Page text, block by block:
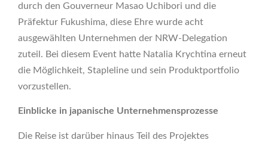
durch den Gouverneur Masao Uchibori und die
Präfektur Fukushima, diese Ehre wurde acht
ausgewählten Unternehmen der NRW-Delegation
zuteil. Bei diesem Event hatte Natalia Krychtina erneut
die Möglichkeit, Stapleline und sein Produktportfolio
vorzustellen.
Einblicke in japanische Unternehmensprozesse
Die Reise ist darüber hinaus Teil des Projektes